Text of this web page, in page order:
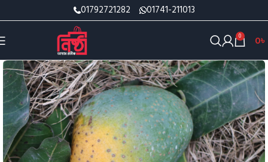
01792721282 01741-211013
0 0৳